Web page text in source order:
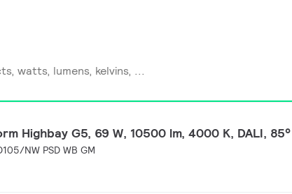
Highbay G5, 69 W, 10500 lm, 4000 K, DALI, 85°
NW PSD WB GM